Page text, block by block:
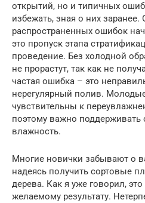
открытий, но и типичных
избежать, зная о них
распространенных ошибок
это пропуск этапа
проведение. Без холодной
не прорастут, так как не
частая ошибка – это
нерегулярный полив.
чувствительны к
поэтому важно поддерживать
влажность.
Многие новички забывают о
надеясь получить сортовые
дерева. Как я уже говорил,
желаемому результату.